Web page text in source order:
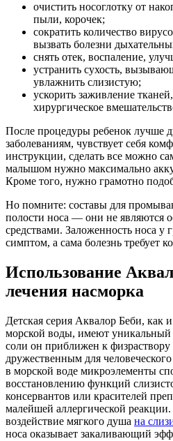
очистить носоглотку от
пыли, корочек;
сократить количество
вызвать болезни
снять отек, воспаление,
устранить сухость,
увлажнить слизистую;
ускорить заживление
хирургическое
После процедуры ребенок лучше
заболеваниям, чувствует себя
инструкции, сделать все можно
малышом нужно максимально
Кроме того, нужно грамотно
Но помните: составы для
полости носа — они не являются
средствами. Заложенность носа
симптом, а сама болезнь требует
Использование
лечения насморка
Детская серия Аквалор Беби, как
морской воды, имеют уникальный
соли он приближен к физраствору
дружественным для
в морской воде микроэлементы
восстановлению функций
консервантов или красителей
малейшей аллергической
воздействие мягкого душа на
носа оказывает закаливающий